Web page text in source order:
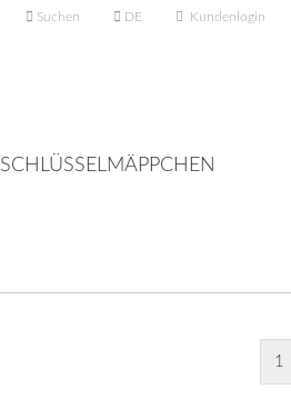
Suchen DE Kundenlogin
SCHLÜSSELMÄPPCHEN
1